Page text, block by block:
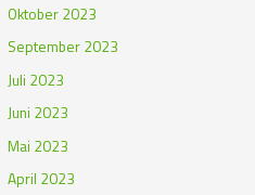
Oktober 2023
September 2023
Juli 2023
Juni 2023
Mai 2023
April 2023